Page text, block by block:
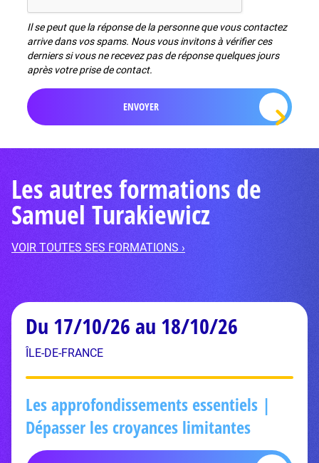
Il se peut que la réponse de la personne que vous contactez
arrive dans vos spams. Nous vous invitons à vérifier ces
derniers si vous ne recevez pas de réponse quelques jours
après votre prise de contact.
Les autres formations de
Samuel Turakiewicz
VOIR TOUTES SES FORMATIONS ›
Du 17/10/26 au 18/10/26
ÎLE-DE-FRANCE
Les approfondissements essentiels |
Dépasser les croyances limitantes